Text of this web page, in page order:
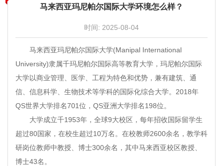
马来西亚玛尼帕尔国际大学环境怎么样？
时间: 2025-08-04
马来西亚玛尼帕尔国际大学(Manipal International
University)隶属千玛尼帕尔国际高等教育大学，玛尼帕尔国际
大学以商业管理、医学、工程为特色和优势，兼有建筑、通
信、信息科学、生物技术等学科的国际化综合大学。2018年
QS世界大学排名701位，QS亚洲大学排名198位。
大学成立千1953年，全球9大校区，每年招收国际留学生
超过80国家，在校生超过10万名。在校教师2600余名，教学科
研岗位教师中教授、博士300余名，其中马来西亚校区教授、
博士43名。